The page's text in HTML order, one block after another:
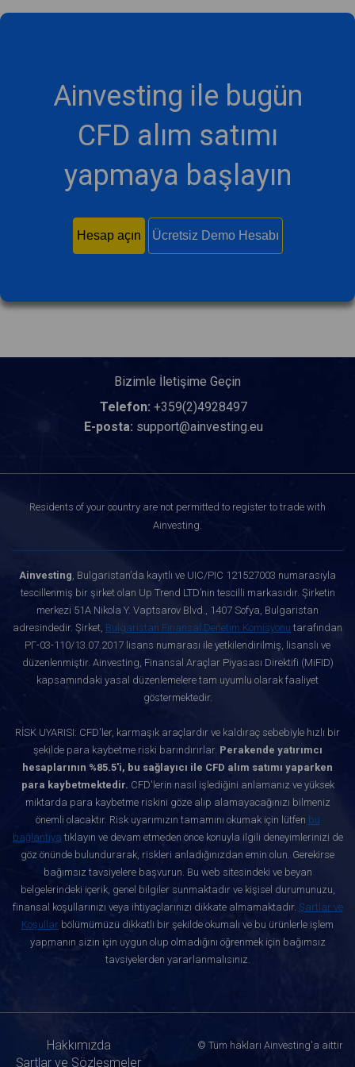
Ainvesting ile bugün
CFD alım satımı
yapmaya başlayın
Hesap açın Ücretsiz Demo Hesabı
Bizimle İletişime Geçin
Telefon: +359(2)4928497
E-posta: support@ainvesting.eu
Residents of your country are not permitted to register to trade with
Ainvesting.
Ainvesting, Bulgaristan’da kayıtlı ve UIC/PIC 121527003 numarasıyla
tescillenmiş bir şirket olan Up Trend LTD’nin tescilli markasıdır. Şirketin
merkezi 51A Nikola Y. Vaptsarov Blvd., 1407 Sofya, Bulgaristan
adresindedir. Şirket, Bulgaristan Finansal Denetim Komisyonu tarafından
РГ-03-110/13.07.2017 lisans numarası ile yetkilendirilmiş, lisanslı ve
düzenlenmiştir. Ainvesting, Finansal Araçlar Piyasası Direktifi (MiFID)
kapsamındaki yasal düzenlemelere tam uyumlu olarak faaliyet
göstermektedir.
RİSK UYARISI: CFD'ler, karmaşık araçlardır ve kaldıraç sebebiyle hızlı bir
şekilde para kaybetme riski barındırırlar. Perakende yatırımcı
hesaplarının %85.5'i, bu sağlayıcı ile CFD alım satımı yaparken
para kaybetmektedir. CFD'lerin nasıl işlediğini anlamanız ve yüksek
miktarda para kaybetme riskini göze alıp alamayacağınızı bilmeniz
önemli olacaktır. Risk uyarımızın tamamını okumak için lütfen bu
bağlantıya tıklayın ve devam etmeden önce konuyla ilgili deneyimlerinizi de
göz önünde bulundurarak, riskleri anladığınızdan emin olun. Gerekirse
bağımsız tavsiyelere başvurun. Bu web sitesindeki ve beyan
belgelerindeki içerik, genel bilgiler sunmaktadır ve kişisel durumunuzu,
finansal koşullarınızı veya ihtiyaçlarınızı dikkate almamaktadır. Şartlar ve
Koşullar bölümümüzü dikkatli bir şekilde okumalı ve bu ürünlerle işlem
yapmanın sizin için uygun olup olmadığını öğrenmek için bağımsız
tavsiyelerden yararlanmalısınız.
Hakkımızda
Şartlar ve Sözleşmeler
© Tüm hakları Ainvesting'a aittir